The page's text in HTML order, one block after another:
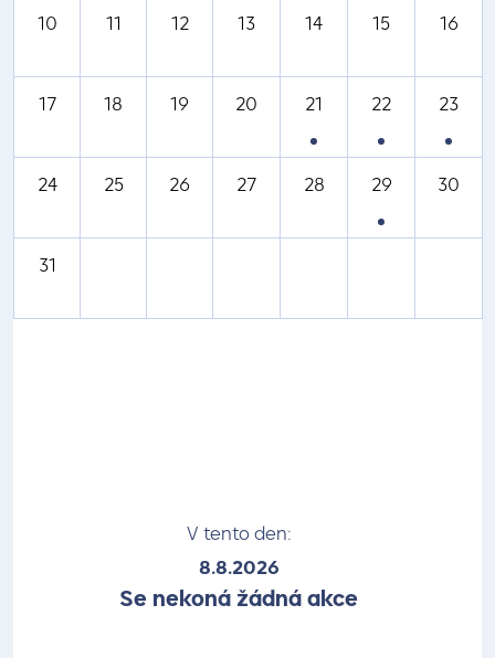
10 11 12 13 14 15 16
17 18 19 20 21 22 23
24 25 26 27 28 29 30
31
V tento den:
8.8.2026
Se nekoná žádná akce